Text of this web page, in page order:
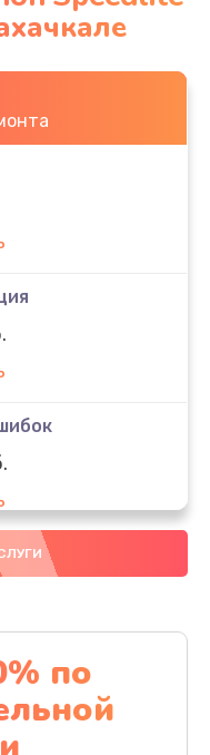
по